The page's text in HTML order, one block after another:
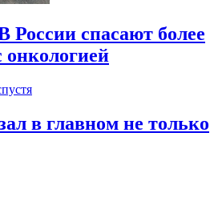
России спасают более
онкологией
в главном не только